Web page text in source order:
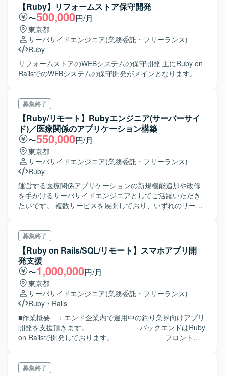
【Ruby】リフォームストア保守開発
〜500,000円/月
東京都
サーバサイドエンジニア(業務委託・フリーランス)
Ruby
リフォームストアのWEBシステムの保守開発 主にRuby on
RailsでのWEBシステムの保守開発がメインとなります。
募集終了
【Ruby/リモート】Rubyエンジニア(サーバーサイ
ド)／医療関係のアプリケーション構築
〜550,000円/月
東京都
サーバサイドエンジニア(業務委託・フリーランス)
Ruby
運営する医療関係アプリケーションの新規機能追加や改修
を手がけるサーバサイドエンジニアとしてご活躍いただき
たいです。 複数サービスを展開しており、いずれのサービ
Next.jsを活用し別途フロントエンドを構築しているため、
フロントエンドに関しても知見のある方であればそちらに
関しても尽力いただきたいです。
募集終了
【Ruby on Rails/SQL/リモート】スマホアプリ開
発支援
〜1,000,000円/月
東京都
サーバサイドエンジニア(業務委託・フリーランス)
Ruby ・ Rails
■作業概要 ：エンド企業内で運用中の釣り業界向けアプリ
開発を支援頂きます。 バックエンドはRuby
on Railsで開発しております。 フロントエ
度が上がります。
募集終了